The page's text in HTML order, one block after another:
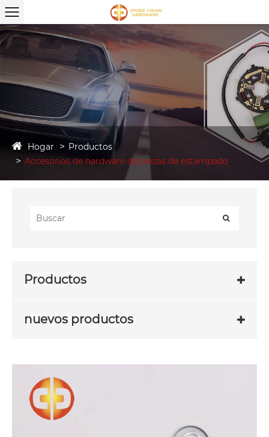
Hogar
Productos
Accesorios de hardware de piezas de estampado
Productos
nuevos productos